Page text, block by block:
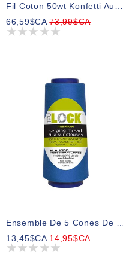
66,59$CA73,99$CA
13,45$CA14,95$CA